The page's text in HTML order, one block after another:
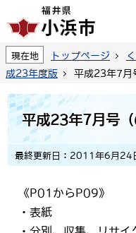
現在地 トップページ
成23年度版
平成23年7月
平成23年7月号（
最終更新日：2011年6月24
《P01からP09》
・表紙